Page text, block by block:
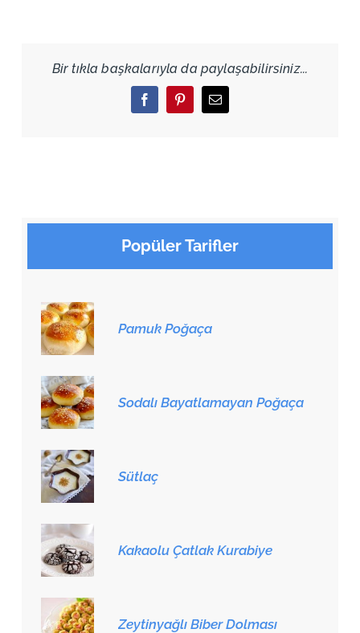
Bir tıkla başkalarıyla da paylaşabilirsiniz...
FacebookPinterestEmail
Popüler Tarifler
Pamuk Poğaça
Sodalı Bayatlamayan Poğaça
Sütlaç
Kakaolu Çatlak Kurabiye
Zeytinyağlı Biber Dolması